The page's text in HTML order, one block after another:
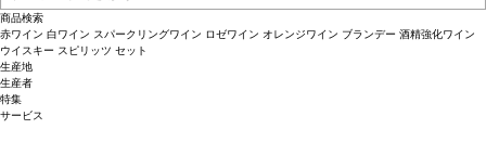
商品検索
赤ワイン 白ワイン スパークリングワイン ロゼワイン オレンジワイン ブランデー 酒精強化ワイン
ウイスキー スピリッツ セット
生産地
生産者
特集
サービス